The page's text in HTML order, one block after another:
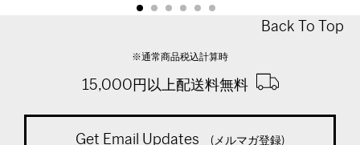
Back To Top
※通常商品税込計算時
15,000円以上配送料無料
Get Email Updates (メルマガ登録)